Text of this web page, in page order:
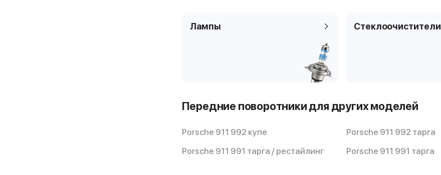
Лампы Стеклоочистители
Передние поворотники для других моделей
Porsche 911 992 купе Porsche 911 992 тарга
Porsche 911 991 тарга / рестайлинг
Porsche 911 991 тарга